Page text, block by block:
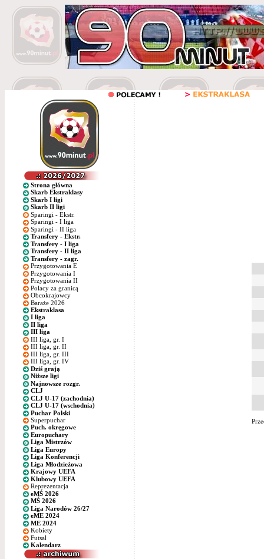
Strona główna
Skarb Ekstraklasy
Skarb I ligi
Skarb II ligi
Sparingi - Ekstr.
Sparingi - I liga
Sparingi - II liga
Transfery - Ekstr.
Transfery - I liga
Transfery - II liga
Transfery - zagr.
Przygotowania E
Przygotowania I
Przygotowania II
Polacy za granicą
Obcokrajowcy
Baraże 2026
Ekstraklasa
I liga
II liga
III liga
III liga, gr. I
III liga, gr. II
III liga, gr. III
III liga, gr. IV
Dziś grają
Niższe ligi
Najnowsze rozgr.
CLJ
CLJ U-17 (zachodnia)
CLJ U-17 (wschodnia)
Puchar Polski
Superpuchar
Puch. okręgowe
Europuchary
Liga Mistrzów
Liga Europy
Liga Konferencji
Liga Młodzieżowa
Krajowy UEFA
Klubowy UEFA
Reprezentacja
eMŚ 2026
MŚ 2026
Liga Narodów 26/27
eME 2024
ME 2024
Kobiety
Futsal
Kalendarz